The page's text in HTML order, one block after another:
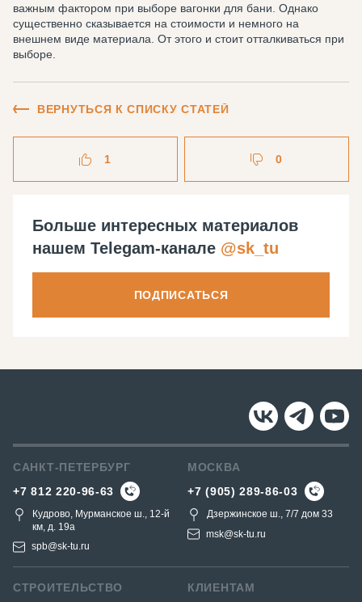
важным фактором при выборе вагонки для бани. Однако
существенно сказывается на стоимости и немного на
внешнем виде материала. От этого и стоит отталкиваться при
выборе.
ВЕРНУТЬСЯ К СПИСКУ СТАТЕЙ
1 0
Больше интересных материалов
нашем Telegam-канале @sk_tu
ПОДПИСАТЬСЯ
САНКТ-ПЕТЕРБУРГ
+7 812 220-96-63
Кудрово, Мурманское ш., 12-й
км, д. 19a
spb@sk-tu.ru
МОСКВА
+7 (905) 289-86-03
Дзержинское ш., 7/7 дом 33
msk@sk-tu.ru
СТРОИТЕЛЬСТВО КЛИЕНТАМ